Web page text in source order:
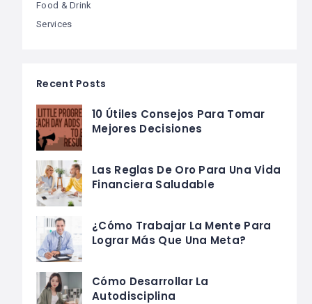
Food & Drink
Services
Recent Posts
10 Útiles Consejos Para Tomar
Mejores Decisiones
Las Reglas De Oro Para Una Vida
Financiera Saludable
¿Cómo Trabajar La Mente Para
Lograr Más Que Una Meta?
Cómo Desarrollar La
Autodisciplina